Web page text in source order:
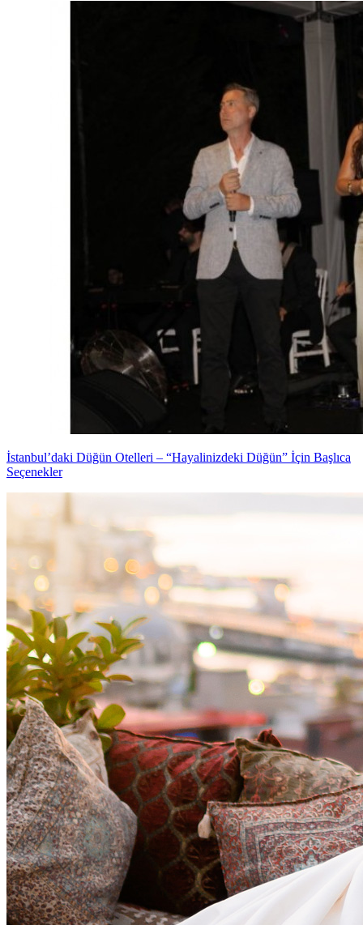
İstanbul’daki Düğün Otelleri – “Hayalinizdeki Düğün” İçin Başlıca
Seçenekler